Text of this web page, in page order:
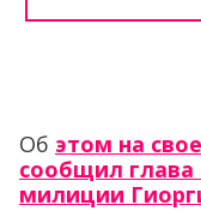
Об этом на
сообщил глава
милиции